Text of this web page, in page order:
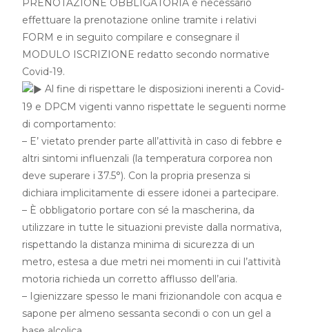
PRENOTAZIONE OBBLIGATORIA è necessario
effettuare la prenotazione online tramite i relativi
FORM e in seguito compilare e consegnare il
MODULO ISCRIZIONE redatto secondo normative
Covid-19.
Al fine di rispettare le disposizioni inerenti a Covid-
19 e DPCM vigenti vanno rispettate le seguenti norme
di comportamento:
– E’ vietato prender parte all’attività in caso di febbre e
altri sintomi influenzali (la temperatura corporea non
deve superare i 37.5°). Con la propria presenza si
dichiara implicitamente di essere idonei a partecipare.
– È obbligatorio portare con sé la mascherina, da
utilizzare in tutte le situazioni previste dalla normativa,
rispettando la distanza minima di sicurezza di un
metro, estesa a due metri nei momenti in cui l’attività
motoria richieda un corretto afflusso dell’aria.
– Igienizzare spesso le mani frizionandole con acqua e
sapone per almeno sessanta secondi o con un gel a